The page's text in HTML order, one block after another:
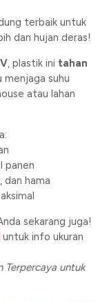
terbaik untuk
dan hujan deras!
, plastik ini tahan
menjaga suhu
atau lahan
panen
dan hama
sekarang juga!
untuk info ukuran
Terpercaya untuk